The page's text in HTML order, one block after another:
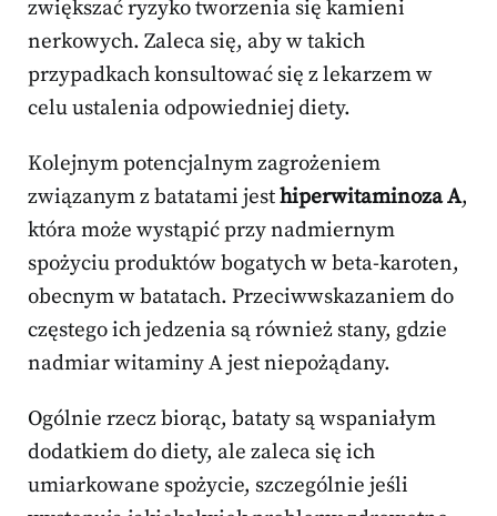
zwiększać ryzyko tworzenia się kamieni
nerkowych. Zaleca się, aby w takich
przypadkach konsultować się z lekarzem w
celu ustalenia odpowiedniej diety.
Kolejnym potencjalnym zagrożeniem
związanym z batatami jesthiperwitaminoza A,
która może wystąpić przy nadmiernym
spożyciu produktów bogatych w beta-karoten,
obecnym w batatach. Przeciwwskazaniem do
częstego ich jedzenia są również stany, gdzie
nadmiar witaminy A jest niepożądany.
Ogólnie rzecz biorąc, bataty są wspaniałym
dodatkiem do diety, ale zaleca się ich
umiarkowane spożycie, szczególnie jeśli